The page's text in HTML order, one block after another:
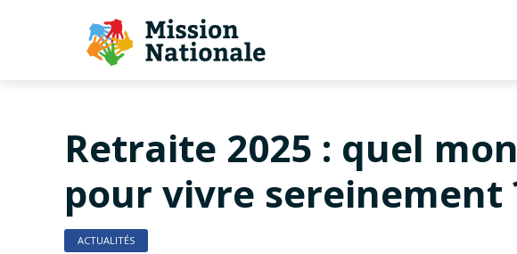
Retraite 2025 : quel
pour vivre sereinement
ACTUALITÉS